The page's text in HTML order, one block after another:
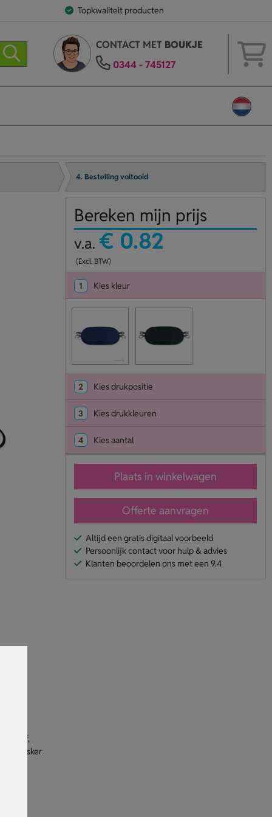
Topkwaliteit producten
CONTACT MET BOUKJE
0344 - 745127
4. Bestelling voltooid
stof,
masker
Bereken mijn prijs
v.a. € 0.82
(Excl. BTW)
1 Kies kleur
2 Kies drukpositie
3 Kies drukkleuren
4 Kies aantal
Plaats in winkelwagen
Offerte aanvragen
Altijd een gratis digitaal voorbeeld
Persoonlijk contact voor hulp & advies
Klanten beoordelen ons met een 9.4